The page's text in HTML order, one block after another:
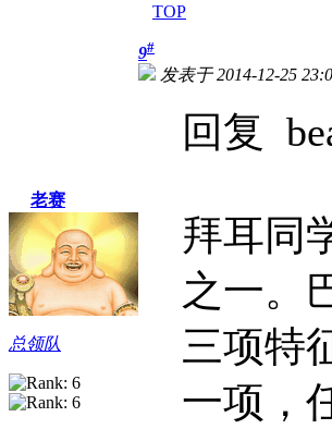
TOP
老赛
总领队
9#
发表于 2014-12-25
回复
拜耳同
之一。
三项特
一项，